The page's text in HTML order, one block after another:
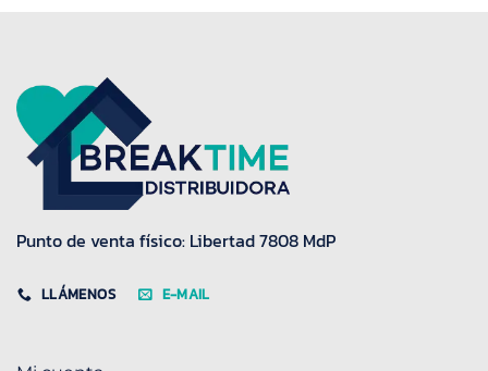
Punto de venta físico: Libertad 7808 MdP
LLÁMENOS E-MAIL